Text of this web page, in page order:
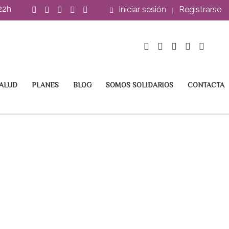
Iniciar sesión Registrarse
PLANES BLOG SOMOS SOLIDARIOS CONTACTA